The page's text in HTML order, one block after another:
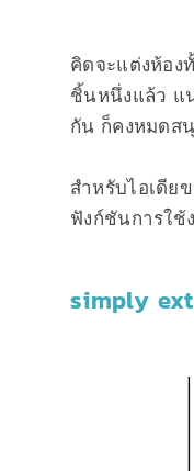
คิดจะแต่งห้อง
ชิ้นหนึ่งแล้ว แ
กัน ก็คงหมดส
สำหรับไอเดีย
ฟังก์ชันการใช้
simply